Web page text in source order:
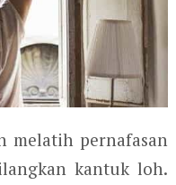
melatih pernafasan
kantuk loh.